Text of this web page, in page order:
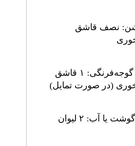
نصف قاشق
رب گوجه‌فرنگی: ۱ قاشق
(در صورت تمایل)
یا آب: ۲ لیوان